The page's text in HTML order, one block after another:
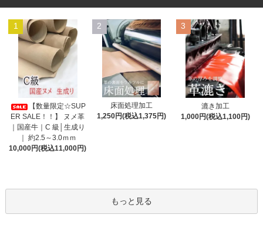
1
【数量限定☆SUP
ER SALE！！】 ヌメ革
｜国産牛｜C 級│生成り
｜ 約2.5～3.0ｍｍ
10,000円(税込11,000円)
2
床面処理加工
1,250円(税込1,375円)
3
漉き加工
1,000円(税込1,100円)
もっと見る